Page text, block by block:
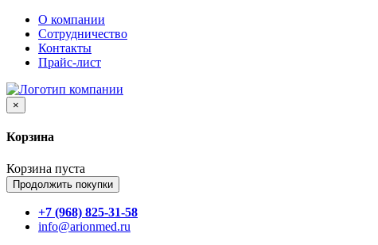
О компании
Сотрудничество
Контакты
Прайс-лист
×
Корзина
Корзина пуста
Продолжить покупки
+7 (968) 825-31-58
info@arionmed.ru